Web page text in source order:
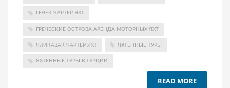
ГЁЧЕК ЧАРТЕР ЯХТ
ГРЕЧЕСКИЕ ОСТРОВА АРЕНДА МОТОРНЫХ ЯХТ
ЯЛИКАВАК ЧАРТЕР ЯХТ ЯХТЕННЫЕ ТУРЫ
ЯХТЕННЫЕ ТУРЫ В ТУРЦИИ
READ MORE